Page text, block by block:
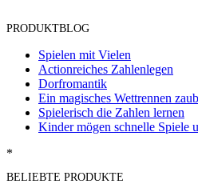
PRODUKTBLOG
Spielen mit Vielen
Actionreiches Zahlenlegen
Dorfromantik
Ein magisches Wettrennen
Spielerisch die Zahlen lernen
Kinder mögen schnelle Spiele
*
BELIEBTE PRODUKTE